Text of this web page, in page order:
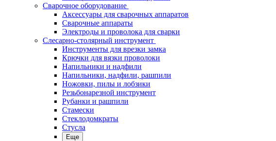
Сварочное оборудование
Аксессуары для сварочных аппаратов
Сварочные аппараты
Электроды и проволока для сварки
Слесарно-столярный инструмент
Инструменты для врезки замка
Крючки для вязки проволоки
Напильники и надфили
Напильники, надфили, рашпили
Ножовки, пилы и лобзики
Резьбонарезной инструмент
Рубанки и рашпили
Стамески
Стеклодомкраты
Стусла
Еще